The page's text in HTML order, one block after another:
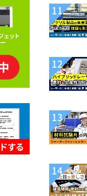
11
12
13
14